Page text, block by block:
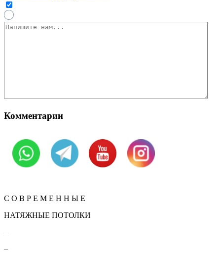
Комментарии
С О В Р Е М Е Н Н Ы Е
НАТЯЖНЫЕ ПОТОЛКИ
–
–